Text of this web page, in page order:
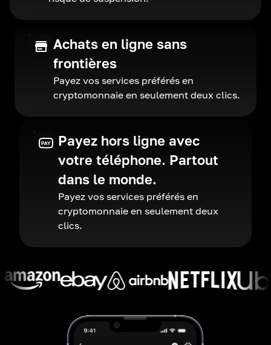
Achats en ligne sans
frontières
Payez vos services préférés en
cryptomonnaie en seulement deux clics.
Payez hors ligne avec
votre téléphone. Partout
dans le monde.
Payez vos services préférés en
cryptomonnaie en seulement deux
clics.